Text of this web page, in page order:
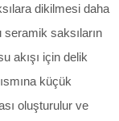
dikilmesi daha
seramik saksıların
akışı için delik
küçük
oluşturulur ve